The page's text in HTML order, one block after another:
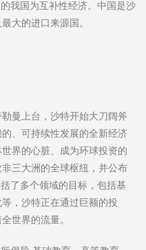
我国为互补性经济。中国是沙
大的进口来源国。
曼上台，沙特开始大刀阔斧
、可持续性发展的全新经济
界的心脏、成为环球投资的
三大洲的全球枢纽，并公布
了多个领域的目标，包括基
，沙特正在通过巨额的投
世界的流量。